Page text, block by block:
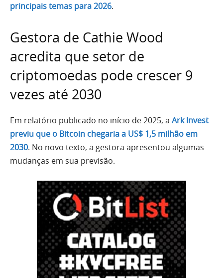
principais temas para 2026.
Gestora de Cathie Wood
acredita que setor de
criptomoedas pode crescer 9
vezes até 2030
Em relatório publicado no início de 2025, a Ark Invest
previu que o Bitcoin chegaria a US$ 1,5 milhão em
2030. No novo texto, a gestora apresentou algumas
mudanças em sua previsão.